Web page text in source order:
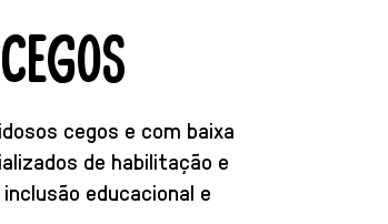
cegos e com baixa
de habilitação e
educacional e